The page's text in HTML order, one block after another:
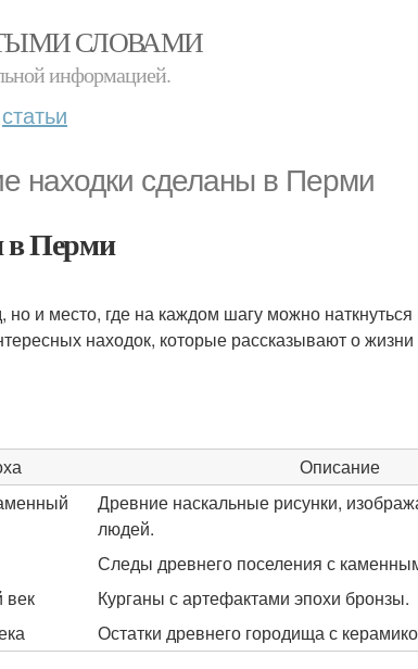
СЛОВАМИ
информацией.
статьи
находки сделаны в Перми
в Перми
и место, где на каждом шагу можно
находок, которые рассказывают о
Описание
Древние наскальные рисунки,
людей.
Следы древнего поселения с
век
Курганы с артефактами эпохи бронзы.
Остатки древнего городища с